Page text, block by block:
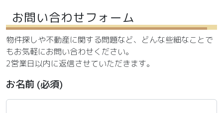
お問い合わせフォーム
物件探しや不動産に関する問題など、どんな些細なことで
もお気軽にお問い合わせください。
2営業日以内に返信させていただきます。
お名前 (必須)